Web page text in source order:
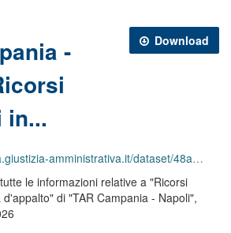
Download
-
in...
4972-b904-e47b09805a61/resource/f627f58d-3fea-4928-aa77-ec98a0c53c7a/download/tar-campania-napoli-ricorsi-pervenuti-in-materia-dappalto-2026.ods
le informazioni relative a "Ricorsi
di "TAR Campania - Napoli",